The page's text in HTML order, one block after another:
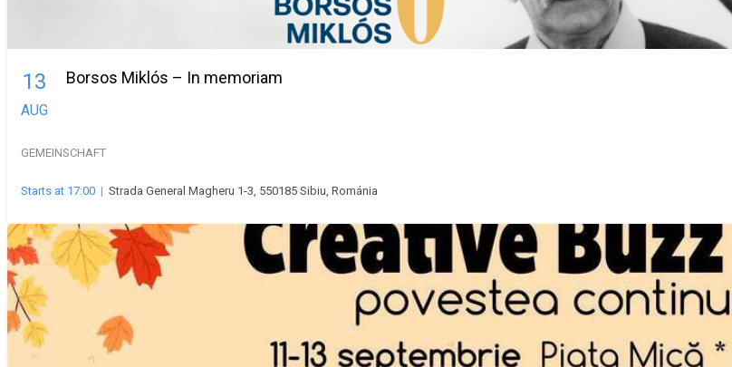
13
AUG
Borsos Miklós – In memoriam
GEMEINSCHAFT
Starts at 17:00 | Strada General Magheru 1-3, 550185 Sibiu, Románia